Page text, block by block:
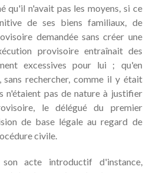
qu'il n'avait pas les moyens, si ce
de ses biens familiaux, de
demandée sans créer une
provisoire entraînait des
excessives pour lui ; qu'en
rechercher, comme il y était
n'étaient pas de nature à justifier
le délégué du premier
de base légale au regard de
civile.
acte introductif d'instance,